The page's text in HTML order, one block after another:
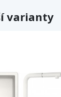
varianty